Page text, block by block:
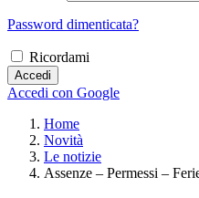
Password dimenticata?
Ricordami
Accedi
Accedi con Google
Home
Novità
Le notizie
Assenze – Permessi –